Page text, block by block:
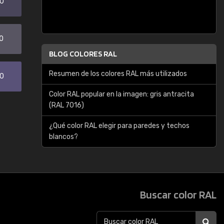
BLOG COLORES RAL
Resumen de los colores RAL más utilizados
Color RAL popular en la imagen: gris antracita
(RAL 7016)
¿Qué color RAL elegir para paredes y techos
blancos?
Buscar color RAL